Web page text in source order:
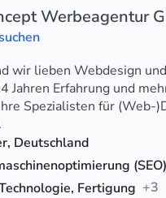
Werbeagentur
wir lieben Webdesign
Erfahrung und
Spezialisten für (Web-
Deutschland
Fertigung +3